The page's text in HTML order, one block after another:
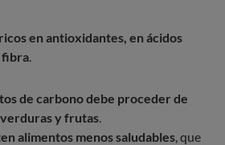
ricos en antioxidantes, en ácidos
fibra.
de carbono debe proceder de
y frutas.
alimentos menos saludables, que